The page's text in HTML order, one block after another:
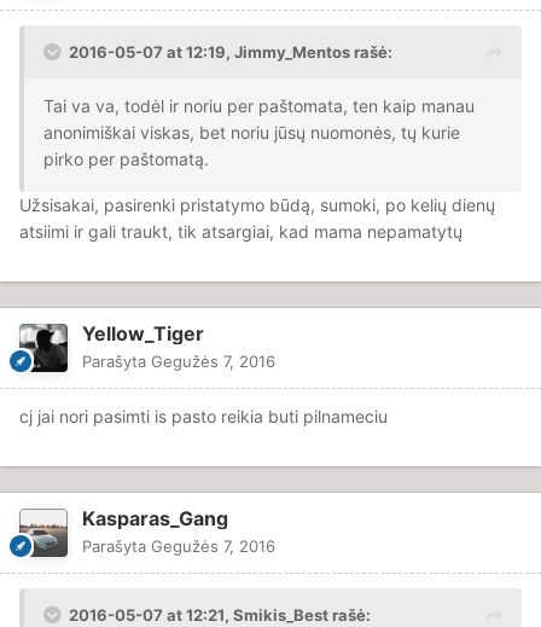
2016-05-07 at 12:19, Jimmy_Mentos rašė:
Tai va va, todėl ir noriu per paštomata, ten kaip manau
anonimiškai viskas, bet noriu jūsų nuomonės, tų kurie
pirko per paštomatą.
Užsisakai, pasirenki pristatymo būdą, sumoki, po kelių dienų
atsiimi ir gali traukt, tik atsargiai, kad mama nepamatytų
Yellow_Tiger
Parašyta Gegužės 7, 2016
cj jai nori pasimti is pasto reikia buti pilnameciu
Kasparas_Gang
Parašyta Gegužės 7, 2016
2016-05-07 at 12:21, Smikis_Best rašė: